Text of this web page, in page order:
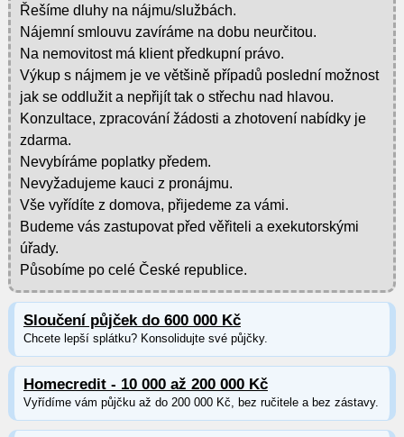
Řešíme dluhy na nájmu/službách.
Nájemní smlouvu zavíráme na dobu neurčitou.
Na nemovitost má klient předkupní právo.
Výkup s nájmem je ve většině případů poslední možnost
jak se oddlužit a nepřijít tak o střechu nad hlavou.
Konzultace, zpracování žádosti a zhotovení nabídky je
zdarma.
Nevybíráme poplatky předem.
Nevyžadujeme kauci z pronájmu.
Vše vyřídíte z domova, přijedeme za vámi.
Budeme vás zastupovat před věřiteli a exekutorskými
úřady.
Působíme po celé České republice.
Sloučení půjček do 600 000 Kč
Chcete lepší splátku? Konsolidujte své půjčky.
Homecredit - 10 000 až 200 000 Kč
Vyřídíme vám půjčku až do 200 000 Kč, bez ručitele a bez zástavy.